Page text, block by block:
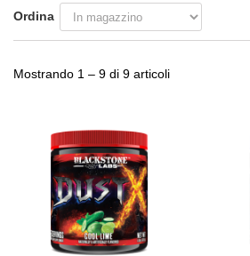
Ordina
Mostrando 1 – 9 di 9 articoli